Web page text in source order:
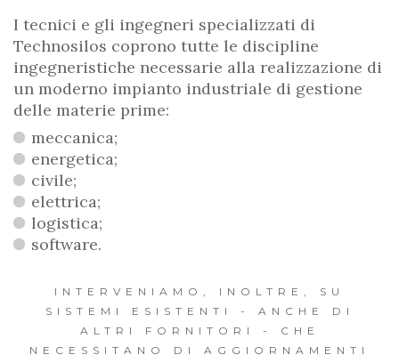
I tecnici e gli ingegneri specializzati di
Technosilos coprono tutte le discipline
ingegneristiche necessarie alla realizzazione di
un moderno impianto industriale di gestione
delle materie prime:
meccanica;
energetica;
civile;
elettrica;
logistica;
software.
INTERVENIAMO, INOLTRE, SU
SISTEMI ESISTENTI - ANCHE DI
ALTRI FORNITORI - CHE
NECESSITANO DI AGGIORNAMENTI